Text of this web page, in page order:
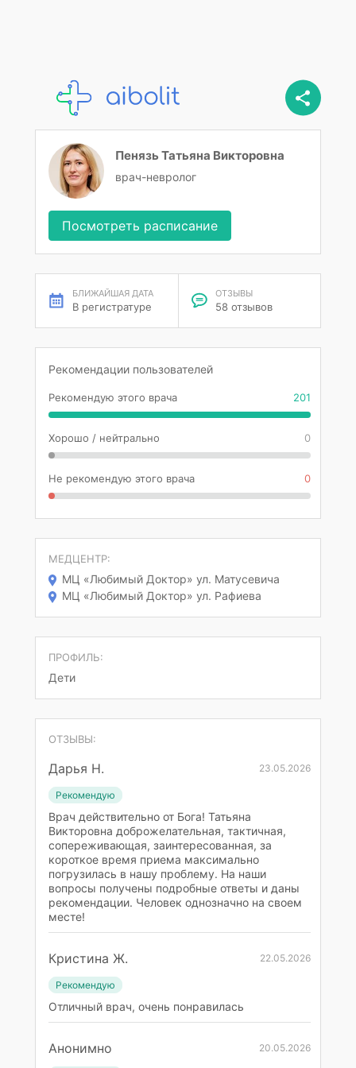
Пенязь Татьяна Викторовна
врач-невролог
Посмотреть расписание
БЛИЖАЙШАЯ ДАТА
В регистратуре
ОТЗЫВЫ
58 отзывов
Рекомендации пользователей
Рекомендую этого врача 201
Хорошо / нейтрально 0
Не рекомендую этого врача 0
МЕДЦЕНТР:
МЦ «Любимый Доктор» ул. Матусевича
МЦ «Любимый Доктор» ул. Рафиева
ПРОФИЛЬ:
Дети
ОТЗЫВЫ:
Дарья Н. 23.05.2026
Рекомендую
Врач действительно от Бога! Татьяна
Викторовна доброжелательная, тактичная,
сопереживающая, заинтересованная, за
короткое время приема максимально
погрузилась в нашу проблему. На наши
вопросы получены подробные ответы и даны
рекомендации. Человек однозначно на своем
месте!
Кристина Ж. 22.05.2026
Рекомендую
Отличный врач, очень понравилась
Анонимно 20.05.2026